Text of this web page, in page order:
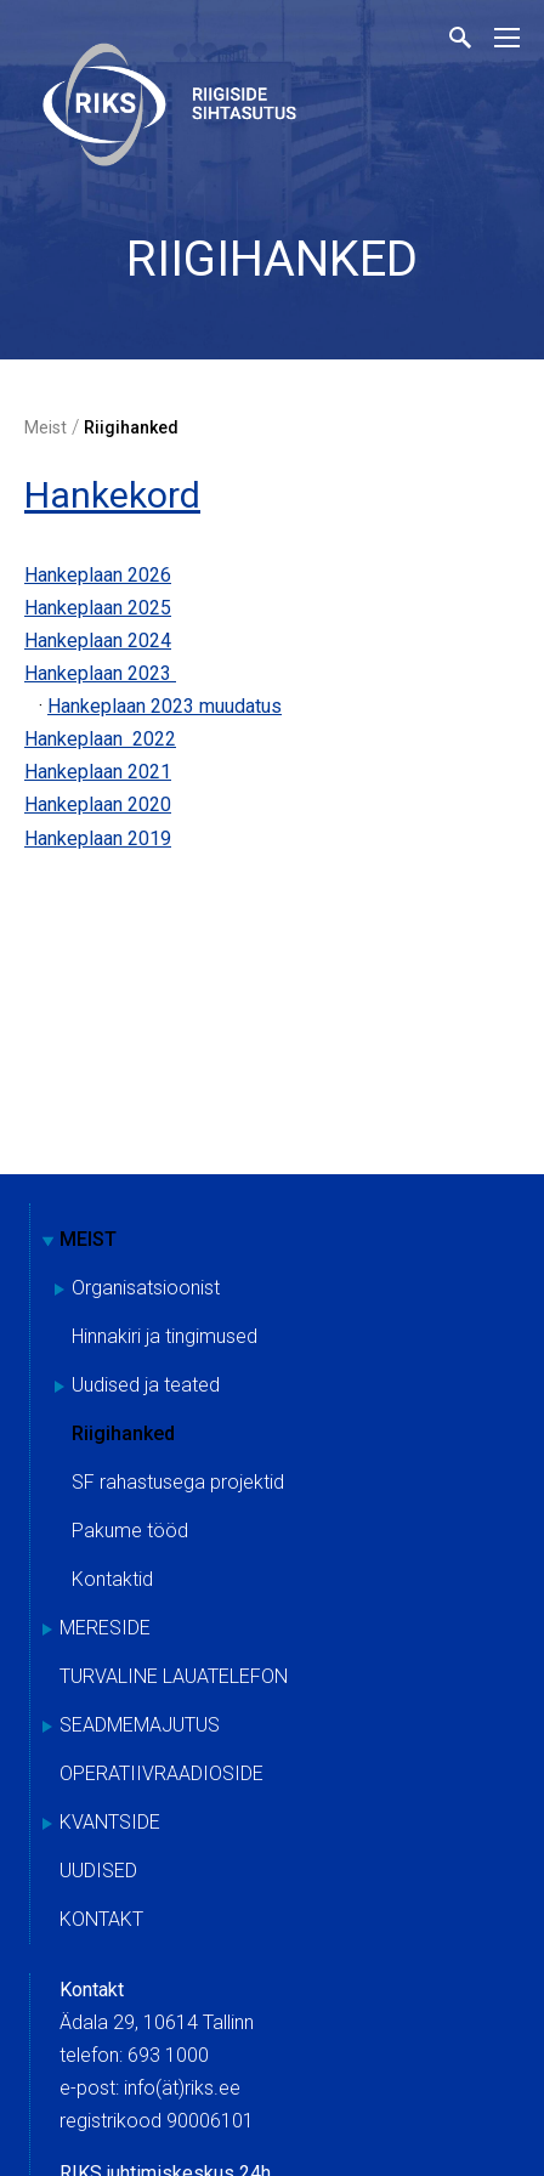
RIIGIHANKED
Meist / Riigihanked
Hankekord
Hankeplaan 2026
Hankeplaan 2025
Hankeplaan 2024
Hankeplaan 2023
· Hankeplaan 2023 muudatus
Hankeplaan 2022
Hankeplaan 2021
Hankeplaan 2020
Hankeplaan 2019
MEIST
Organisatsioonist
Hinnakiri ja tingimused
Uudised ja teated
Riigihanked
SF rahastusega projektid
Pakume tööd
Kontaktid
MERESIDE
TURVALINE LAUATELEFON
SEADMEMAJUTUS
OPERATIIVRAADIOSIDE
KVANTSIDE
UUDISED
KONTAKT
Kontakt
Ädala 29, 10614 Tallinn
telefon: 693 1000
e-post: info(ät)riks.ee
registrikood 90006101